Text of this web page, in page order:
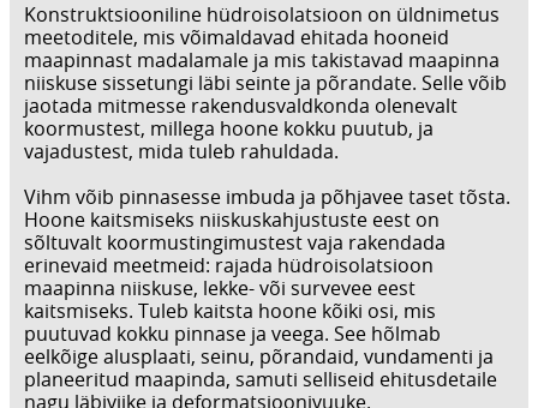
Konstruktsiooniline hüdroisolatsioon on üldnimetus
meetoditele, mis võimaldavad ehitada hooneid
maapinnast madalamale ja mis takistavad maapinna
niiskuse sissetungi läbi seinte ja põrandate. Selle võib
jaotada mitmesse rakendusvaldkonda olenevalt
koormustest, millega hoone kokku puutub, ja
vajadustest, mida tuleb rahuldada.
Vihm võib pinnasesse imbuda ja põhjavee taset tõsta.
Hoone kaitsmiseks niiskuskahjustuste eest on
sõltuvalt koormustingimustest vaja rakendada
erinevaid meetmeid: rajada hüdroisolatsioon
maapinna niiskuse, lekke- või survevee eest
kaitsmiseks. Tuleb kaitsta hoone kõiki osi, mis
puutuvad kokku pinnase ja veega. See hõlmab
eelkõige alusplaati, seinu, põrandaid, vundamenti ja
planeeritud maapinda, samuti selliseid ehitusdetaile
nagu läbiviike ja deformatsioonivuuke.